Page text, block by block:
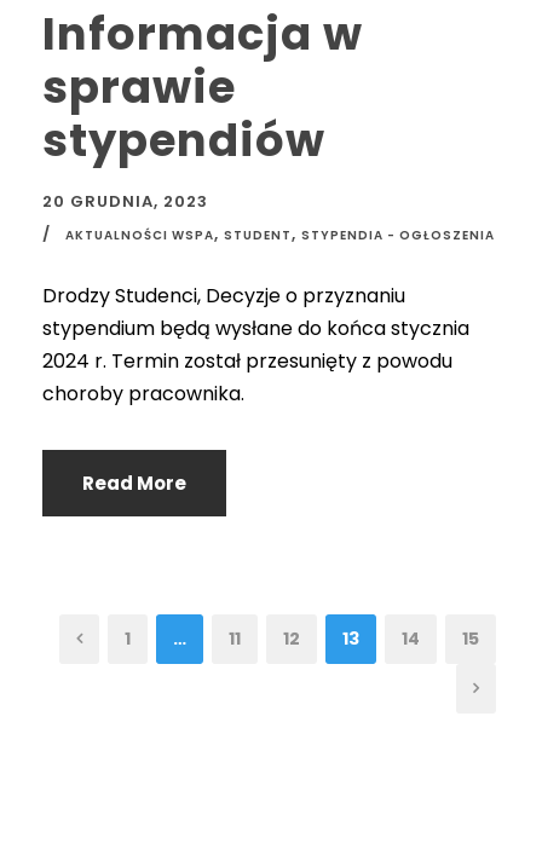
Informacja w
sprawie
stypendiów
20 GRUDNIA, 2023
AKTUALNOŚCI WSPA, STUDENT, STYPENDIA - OGŁOSZENIA
Drodzy Studenci, Decyzje o przyznaniu
stypendium będą wysłane do końca stycznia
2024 r. Termin został przesunięty z powodu
choroby pracownika.
Read More
1 … 11 12 13 14 15